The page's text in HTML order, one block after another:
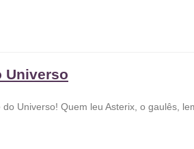
Universo
Universo! Quem leu Asterix, o gaulês,